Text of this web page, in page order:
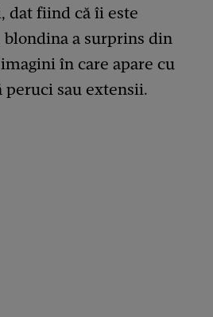
dat fiind că îi este
a surprins din
în care apare cu
sau extensii.